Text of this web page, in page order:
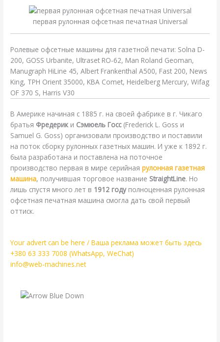
первая рулонная офсетная печатная Universal
Ролевые офсетные машины для газетной печати: Solna D-
200, GOSS Urbanite, Ultraset RO-62, Man Roland Geoman,
Manugraph HiLine 45, Albert Frankenthal A500, Fast 200, News
King, TPH Orient 35000, KBA Comet, Heidelberg Mercury, Wifag
OF 370 S, Harris V30
В Америке начиная с 1885 г. на своей фабрике в г. Чикаго
братья Фредерик и Сэмюель Госс(Frederick L. Goss и
Samuel G. Goss) организовали производство и поставили
на поток сборку рулонных газетных машин. И уже к 1892 г.
была разработана и поставлена на поточное
производство первая в мире серийнаярулонная газетная
машина, получившая торговое название StraightLine. Но
лишь спустя много лет в 1912 годуполноценная рулонная
офсетная печатная машина смогла дать свой первый
оттиск.
Your advert can be here / Ваша реклама может быть здесь
+380 63 333 7008 (WhatsApp, WeChat)
info@web-machines.net